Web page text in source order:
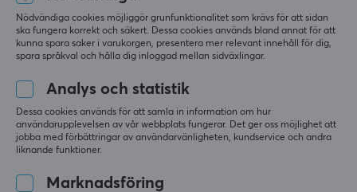
Endgame Gear
XM2 8K Trådbunden
Gamingmus - Svart
Pulsar
X2 Medium Wired
Nödvändiga cookies möjliggör grunfunktionalitet som krävs för att sidan
ska fungera korrekt och säkert. Dessa cookies används bland annat för att
kunna spara saker i varukorgen, presentera mer relevant innehåll för dig,
spara språkval och hålla dig inloggad mellan sidväxlingar.
Analys och statistik
Dessa cookies används för att samla in information om hur
användarupplevelsen av vår webbplats fungerar. Det ger oss möjlighet att
jobba med förbättringar av användarvänligheten, kundservice och andra
liknande funktioner.
Marknadsföring